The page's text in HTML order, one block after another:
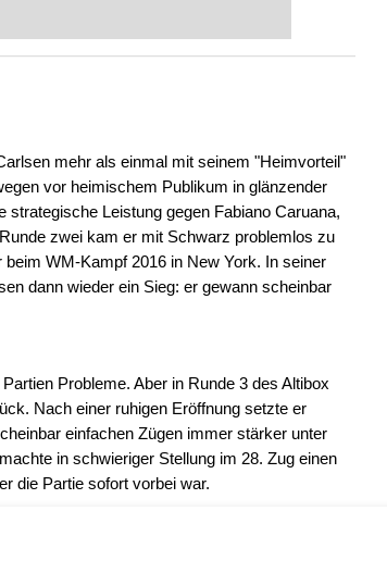
mehr als einmal mit seinem "Heimvorteil"
vor heimischem Publikum in glänzender
Leistung gegen Fabiano Caruana,
zwei kam er mit Schwarz problemlos zu
WM-Kampf 2016 in New York. In seiner
dann wieder ein Sieg: er gewann scheinbar
Probleme. Aber in Runde 3 des Altibox
Nach einer ruhigen Eröffnung setzte er
einfachen Zügen immer stärker unter
in schwieriger Stellung im 28. Zug einen
die Partie sofort vorbei war.